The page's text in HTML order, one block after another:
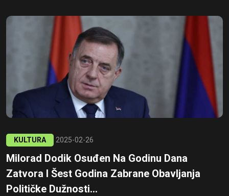
KULTURA 2025-02-26
Milorad Dodik Osuđen Na Godinu Dana
Zatvora I Šest Godina Zabrane Obavljanja
Političke Dužnosti...